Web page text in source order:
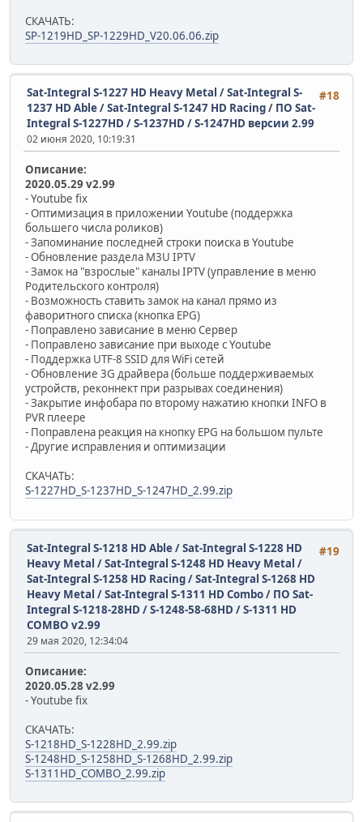
СКАЧАТЬ:
SP-1219HD_SP-1229HD_V20.06.06.zip
#18
Sat-Integral S-1227 HD Heavy Metal / Sat-Integral S-
1237 HD Able / Sat-Integral S-1247 HD Racing/ ПО Sat-
Integral S-1227HD / S-1237HD / S-1247HD версии 2.99
02 июня 2020, 10:19:31
Описание:
2020.05.29 v2.99
- Youtube fix
- Оптимизация в приложении Youtube (поддержка
большего числа роликов)
- Запоминание последней строки поиска в Youtube
- Обновление раздела M3U IPTV
- Замок на "взрослые" каналы IPTV (управление в меню
Родительского контроля)
- Возможность ставить замок на канал прямо из
фаворитного списка (кнопка EPG)
- Поправлено зависание в меню Сервер
- Поправлено зависание при выходе с Youtube
- Поддержка UTF-8 SSID для WiFi сетей
- Обновление 3G драйвера (больше поддерживаемых
устройств, реконнект при разрывах соединения)
- Закрытие инфобара по второму нажатию кнопки INFO в
PVR плеере
- Поправлена реакция на кнопку EPG на большом пульте
- Другие исправления и оптимизации
СКАЧАТЬ:
S-1227HD_S-1237HD_S-1247HD_2.99.zip
#19
Sat-Integral S-1218 HD Able / Sat-Integral S-1228 HD
Heavy Metal / Sat-Integral S-1248 HD Heavy Metal /
Sat-Integral S-1258 HD Racing / Sat-Integral S-1268 HD
Heavy Metal / Sat-Integral S-1311 HD Combo/ ПО Sat-
Integral S-1218-28HD / S-1248-58-68HD / S-1311 HD
COMBO v2.99
29 мая 2020, 12:34:04
Описание:
2020.05.28 v2.99
- Youtube fix
СКАЧАТЬ:
S-1218HD_S-1228HD_2.99.zip
S-1248HD_S-1258HD_S-1268HD_2.99.zip
S-1311HD_COMBO_2.99.zip